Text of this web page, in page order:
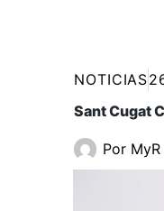
NOTICIAS
Sant Cugat
Por MyR